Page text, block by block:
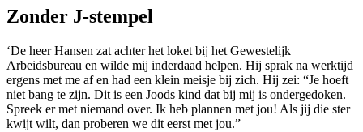
Zonder J-stempel
‘De heer Hansen zat achter het loket bij het Gewestelijk
Arbeidsbureau en wilde mij inderdaad helpen. Hij sprak na werktijd
ergens met me af en had een klein meisje bij zich. Hij zei: “Je hoeft
niet bang te zijn. Dit is een Joods kind dat bij mij is ondergedoken.
Spreek er met niemand over. Ik heb plannen met jou! Als jij die ster
kwijt wilt, dan proberen we dit eerst met jou.”